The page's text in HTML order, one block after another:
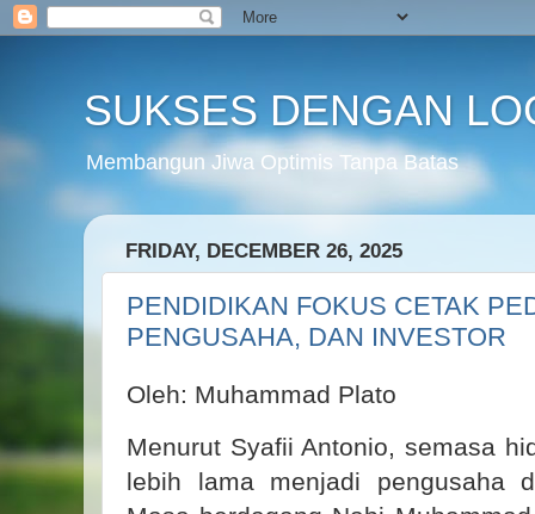
SUKSES DENGAN
Membangun Jiwa Optimis Tanpa Batas
FRIDAY, DECEMBER 26, 2025
PENDIDIKAN FOKUS CETAK
PENGUSAHA, DAN INVESTOR
Oleh: Muhammad Plato
Menurut Syafii Antonio, semasa
lebih lama menjadi pengusaha